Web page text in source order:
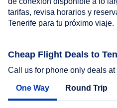
tarifas, revisa horarios y
Tenerife para tu próximo viaje.
Cheap Flight Deals to
Call us for phone only deals at
One Way Round Trip